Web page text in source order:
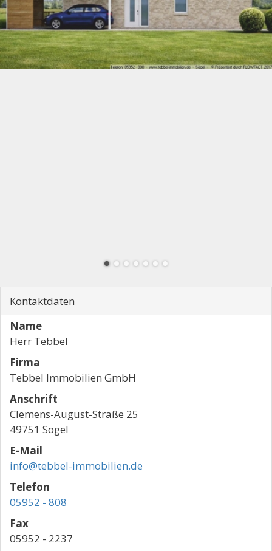
Kontaktdaten
Name
Herr Tebbel
Firma
Tebbel Immobilien GmbH
Anschrift
Clemens-August-Straße 25
49751 Sögel
E-Mail
info@tebbel-immobilien.de
Telefon
05952 - 808
Fax
05952 - 2237